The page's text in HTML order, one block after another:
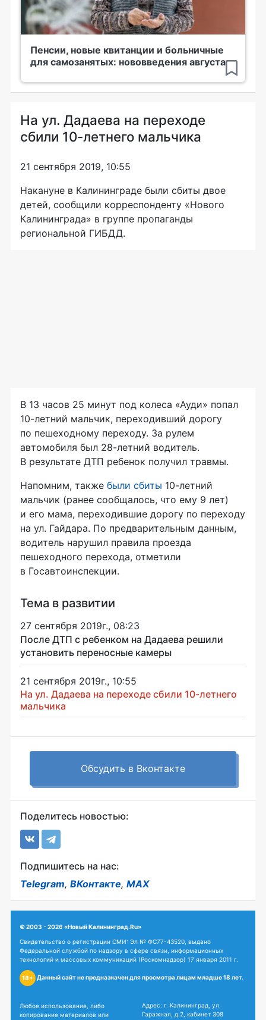
Пенсии, новые квитанции и больничные
для самозанятых: нововведения августа
На ул. Дадаева на переходе
сбили 10-летнего мальчика
21 сентября 2019, 10:55
Накануне в Калининграде были сбиты двое
детей, сообщили корреспонденту «Нового
Калининграда» в группе пропаганды
региональной ГИБДД.
В 13 часов 25 минут под колеса «Ауди» попал
10-летний мальчик, переходивший дорогу
по пешеходному переходу. За рулем
автомобиля был 28-летний водитель.
В результате ДТП ребенок получил травмы.
Напомним, также были сбиты 10-летний
мальчик (ранее сообщалось, что ему 9 лет)
и его мама, переходившие дорогу по переходу
на ул. Гайдара. По предварительным данным,
водитель нарушил правила проезда
пешеходного перехода, отметили
в Госавтоинспекции.
Тема в развитии
27 сентября 2019г., 08:23
После ДТП с ребенком на Дадаева решили
установить переносные камеры
21 сентября 2019г., 10:55
На ул. Дадаева на переходе сбили 10-летнего
мальчика
Обсудить в Вконтакте
Поделитесь новостью:
Подпишитесь на нас:
Telegram, ВКонтакте, MAX
© 2003 - 2026 «Новый Калининград.Ru»
Свидетельство о регистрации СМИ: Эл № ФС77-43520, выдано
Федеральной службой по надзору в сфере связи, информационных
технологий и массовых коммуникаций (Роскомнадзор) 17 января 2011 г.
18+ Данный сайт не предназначен для просмотра лицам младше 18 лет.
Любое использование, либо
копирование материалов или
Адрес: г. Калининград, ул.
Гаражная, д.2, кабинет 308